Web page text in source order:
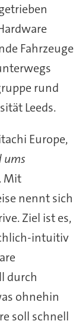
Fahrzeuge
rund
Leeds.
Europe,
ums
Mit
nennt sich
Ziel ist es,
intuitiv
durch
ohnehin
soll schnell